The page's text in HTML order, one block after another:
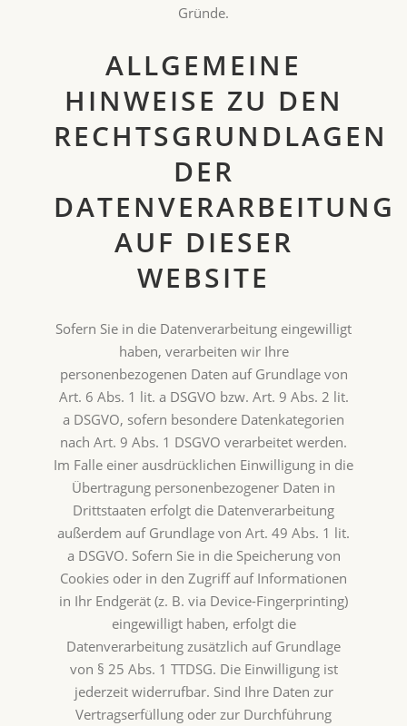
Gründe.
ALLGEMEINE
HINWEISE ZU DEN
RECHTSGRUNDLAGEN
DER
DATENVERARBEITUNG
AUF DIESER
WEBSITE
Sofern Sie in die Datenverarbeitung eingewilligt
haben, verarbeiten wir Ihre
personenbezogenen Daten auf Grundlage von
Art. 6 Abs. 1 lit. a DSGVO bzw. Art. 9 Abs. 2 lit.
a DSGVO, sofern besondere Datenkategorien
nach Art. 9 Abs. 1 DSGVO verarbeitet werden.
Im Falle einer ausdrücklichen Einwilligung in die
Übertragung personenbezogener Daten in
Drittstaaten erfolgt die Datenverarbeitung
außerdem auf Grundlage von Art. 49 Abs. 1 lit.
a DSGVO. Sofern Sie in die Speicherung von
Cookies oder in den Zugriff auf Informationen
in Ihr Endgerät (z. B. via Device-Fingerprinting)
eingewilligt haben, erfolgt die
Datenverarbeitung zusätzlich auf Grundlage
von § 25 Abs. 1 TTDSG. Die Einwilligung ist
jederzeit widerrufbar. Sind Ihre Daten zur
Vertragserfüllung oder zur Durchführung